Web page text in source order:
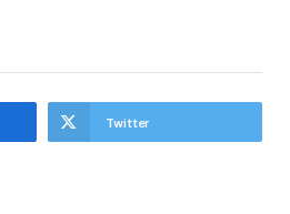
Twitter